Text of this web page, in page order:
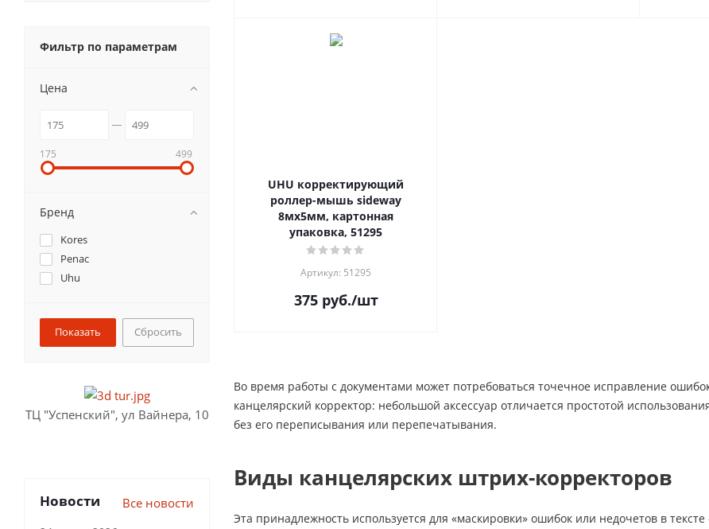
UHU корректирующий
роллер-мышь sideway
8мx5мм, картонная
упаковка, 51295
Артикул: 51295
375руб./шт
Во время работы с документами может потребоваться точечное исправление
канцелярский корректор: небольшой аксессуар отличается простотой
без его переписывания или перепечатывания.
Виды канцелярских штрих-корректоров
Эта принадлежность используется для «маскировки» ошибок или недочетов в тексте
Фильтр по параметрам
Цена
175 499
Бренд
Kores
Penac
Uhu
Сбросить
ТЦ "Успенский", ул Вайнера, 10
Новости Все новости